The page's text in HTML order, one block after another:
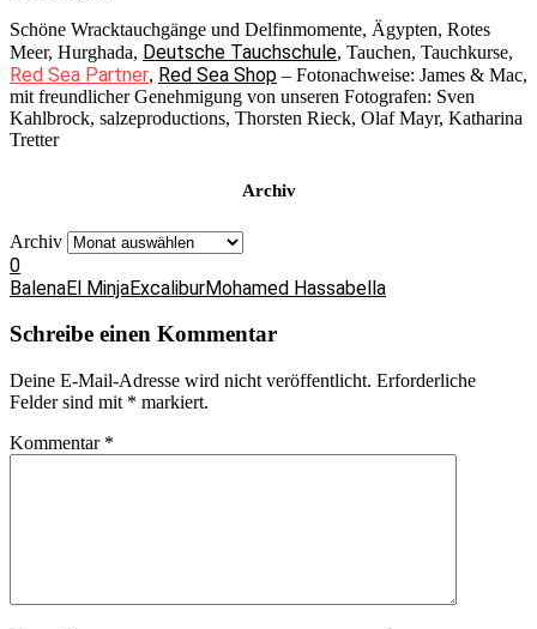
Schöne Wracktauchgänge und Delfinmomente, Ägypten, Rotes
Meer, Hurghada, Deutsche Tauchschule, Tauchen, Tauchkurse,
Red Sea Partner, Red Sea Shop – Fotonachweise: James & Mac,
mit freundlicher Genehmigung von unseren Fotografen: Sven
Kahlbrock, salzeproductions, Thorsten Rieck, Olaf Mayr, Katharina
Tretter
Archiv
Archiv
0
BalenaEl MinjaExcaliburMohamed Hassabella
Schreibe einen Kommentar
Deine E-Mail-Adresse wird nicht veröffentlicht. Erforderliche
Felder sind mit * markiert.
Kommentar *